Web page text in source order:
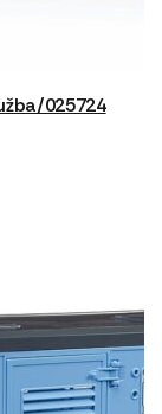
025724